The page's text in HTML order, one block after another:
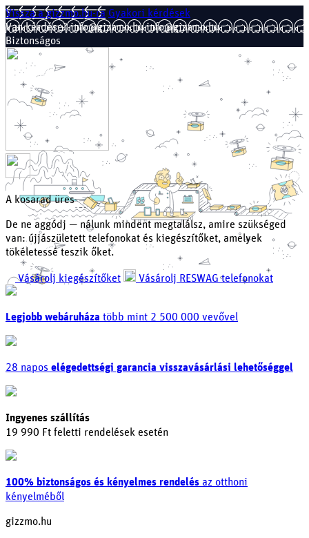
Vissza agizzmo.hu-ra Gyakori kérdések
Van kérdése? info@gizzmo.hu info@gizzmo.hu
Biztonságos
A kosarad üres
De ne aggódj — nálunk mindent megtalálsz, amire szükséged
van: újjászületett telefonokat és kiegészítőket, amelyek
tökéletessé teszik őket.
Vásárolj kiegészítőket
Vásárolj RESWAG telefonokat
Legjobb webáruháza több mint 2 500 000 vevővel
28 napos elégedettségi garancia visszavásárlási lehetőséggel
Ingyenes szállítás
19 990 Ft feletti rendelések esetén
100% biztonságos és kényelmes rendelés az otthoni
kényelméből
gizzmo.hu